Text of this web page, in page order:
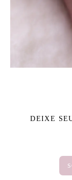
DEIXE